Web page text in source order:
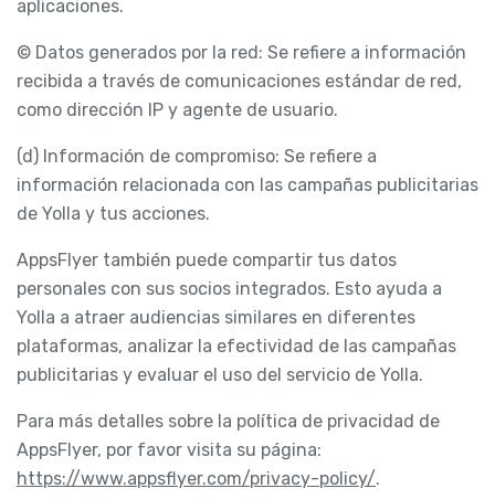
aplicaciones.
© Datos generados por la red: Se refiere a información
recibida a través de comunicaciones estándar de red,
como dirección IP y agente de usuario.
(d) Información de compromiso: Se refiere a
información relacionada con las campañas publicitarias
de Yolla y tus acciones.
AppsFlyer también puede compartir tus datos
personales con sus socios integrados. Esto ayuda a
Yolla a atraer audiencias similares en diferentes
plataformas, analizar la efectividad de las campañas
publicitarias y evaluar el uso del servicio de Yolla.
Para más detalles sobre la política de privacidad de
AppsFlyer, por favor visita su página:
https://www.appsflyer.com/privacy-policy/.